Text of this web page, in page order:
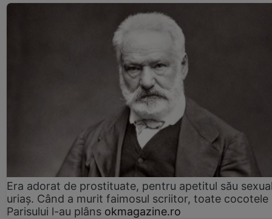
Era adorat de prostituate, pentru apetitul său
uriaș. Când a murit faimosul scriitor, toate cocotele
Parisului l-au plâns okmagazine.ro